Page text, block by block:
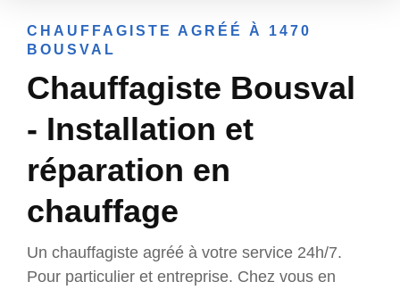
CHAUFFAGISTE AGRÉÉ À 1470
BOUSVAL
Chauffagiste Bousval
- Installation et
réparation en
chauffage
Un chauffagiste agréé à votre service 24h/7.
Pour particulier et entreprise. Chez vous en